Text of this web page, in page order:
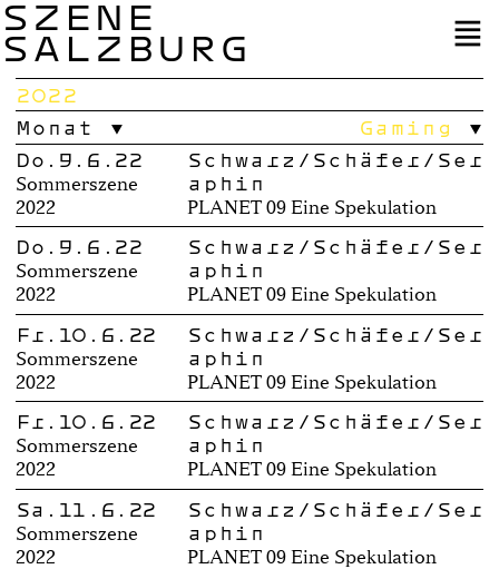
SZENE
SALZBURG
2022
Monat
Gaming
Do.9.6.22
Sommerszene
2022
Schwarz/Schäfer/Ser
aphin
PLANET 09 Eine Spekulation
Do.9.6.22
Sommerszene
2022
Schwarz/Schäfer/Ser
aphin
PLANET 09 Eine Spekulation
Fr.10.6.22
Sommerszene
2022
Schwarz/Schäfer/Ser
aphin
PLANET 09 Eine Spekulation
Fr.10.6.22
Sommerszene
2022
Schwarz/Schäfer/Ser
aphin
PLANET 09 Eine Spekulation
Sa.11.6.22
Sommerszene
2022
Schwarz/Schäfer/Ser
aphin
PLANET 09 Eine Spekulation